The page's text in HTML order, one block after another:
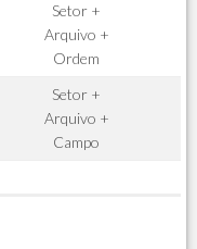
Setor +
Arquivo +
Ordem
Setor +
Arquivo +
Campo